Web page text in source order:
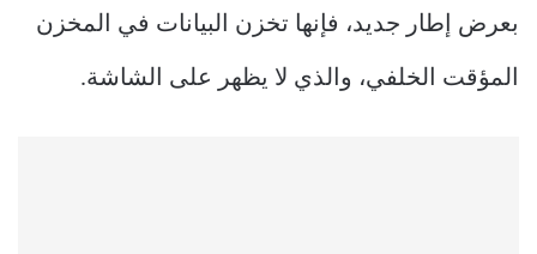
بعرض إطار جديد، فإنها تخزن البيانات في المخزن
المؤقت الخلفي، والذي لا يظهر على الشاشة.